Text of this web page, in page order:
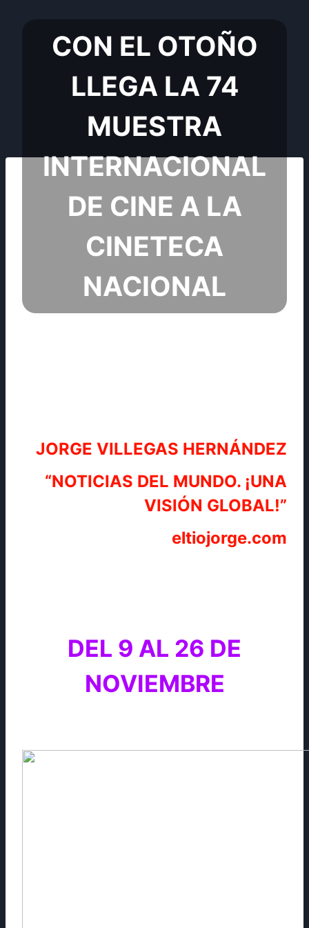
CON EL OTOÑO
LLEGA LA 74
MUESTRA
INTERNACIONAL
DE CINE A LA
CINETECA
NACIONAL
JORGE VILLEGAS HERNÁNDEZ
“NOTICIAS DEL MUNDO. ¡UNA
VISIÓN GLOBAL!”
eltiojorge.com
DEL 9 AL 26 DE
NOVIEMBRE